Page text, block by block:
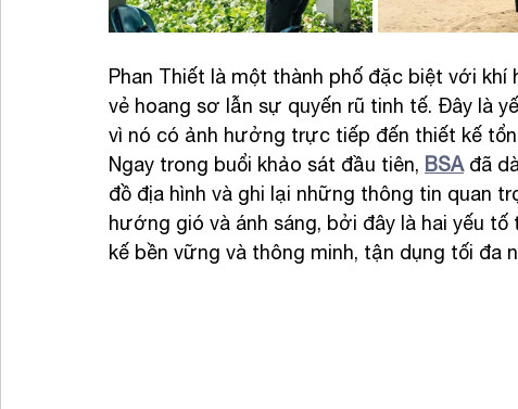
Phan Thiết là một thành phố đặc biệt với
vẻ hoang sơ lẫn sự quyến rũ tinh tế. Đây là
vì nó có ảnh hưởng trực tiếp đến thiết kế
Ngay trong buổi khảo sát đầu tiên, BSA đã
đồ địa hình và ghi lại những thông tin quan
hướng gió và ánh sáng, bởi đây là hai yếu
kế bền vững và thông minh, tận dụng tối đa